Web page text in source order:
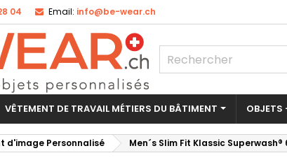
Ajouter à ma liste d'envies
Créer une nouvelle liste
Créer une liste d'envies
Nom de la liste d'envies
Connexion
Vous devez être connecté
d'envies.
04 Email: info@be-wear.ch
VÊTEMENT DE TRAVAIL MÉTIERS DU BÂTIMENT OBJETS
d'image Personnalisé Men´s Slim Fit Klassic Superwash®